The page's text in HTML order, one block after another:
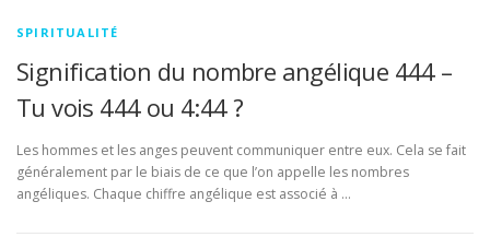
SPIRITUALITÉ
Signification du nombre angélique 444 –
Tu vois 444 ou 4:44 ?
Les hommes et les anges peuvent communiquer entre eux. Cela se fait
généralement par le biais de ce que l’on appelle les nombres
angéliques. Chaque chiffre angélique est associé à …